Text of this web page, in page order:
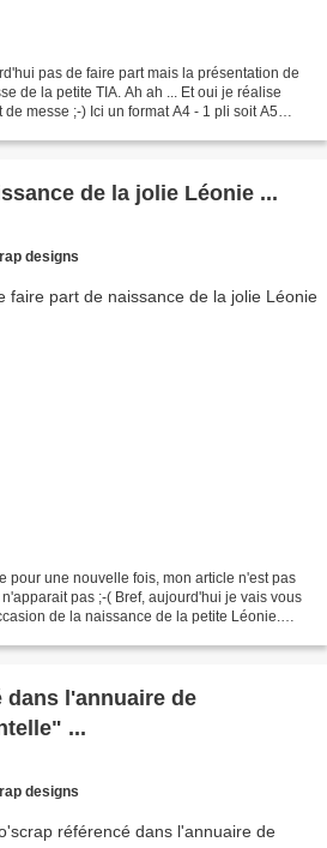
pas de faire part mais la présentation de
de la petite TIA. Ah ah ... Et oui je réalise
messe ;-) Ici un format A4 - 1 pli soit A5
de la jolie Léonie ...
designs
pour une nouvelle fois, mon article n'est pas
pas ;-( Bref, aujourd'hui je vais vous
de la naissance de la petite Léonie.
dans l'annuaire de
...
designs